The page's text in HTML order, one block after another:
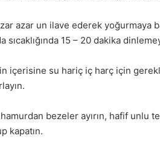
azar un ilave ederek yoğurmaya
sıcaklığında 15 – 20 dakika
içerisine su hariç iç harç için
bezeler ayırın, hafif unlu
kapatın.